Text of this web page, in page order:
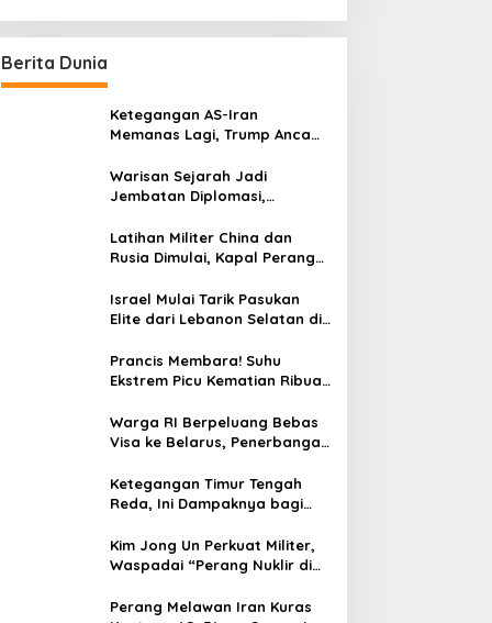
Berita Dunia
Ketegangan AS-Iran
Memanas Lagi, Trump Ancam
Warisan Sejarah Jadi
Jembatan Diplomasi,
Konservasi Prambanan
Latihan Militer China dan
Rusia Dimulai, Kapal Perang
Dikerahkan
Israel Mulai Tarik Pasukan
Elite dari Lebanon Selatan di
Hizbullah
Prancis Membara! Suhu
Ekstrem Picu Kematian Ribuan
Warga RI Berpeluang Bebas
Visa ke Belarus, Penerbangan
Ketegangan Timur Tengah
Reda, Ini Dampaknya bagi
Kim Jong Un Perkuat Militer,
Waspadai “Perang Nuklir di
Perang Melawan Iran Kuras